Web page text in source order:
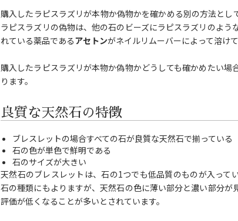
購入したラピスラズリが本物か偽物かを確かめる別の方法として
ラピスラズリの偽物は、他の石のビーズにラピスラズリのよ
れている薬品であるアセトンがネイルリムーバーによって溶け
購入したラピスラズリが本物か偽物かどうしても確かめたい
ります。
良質な天然石の特徴
ブレスレットの場合すべての石が良質な天然石で揃っている
石の色が単色で鮮明である
石のサイズが大きい
天然石のブレスレットは、石の1つでも低品質のものが入って
石の種類にもよりますが、天然石の色に薄い部分と濃い部分
評価が低くなることが多いとされています。